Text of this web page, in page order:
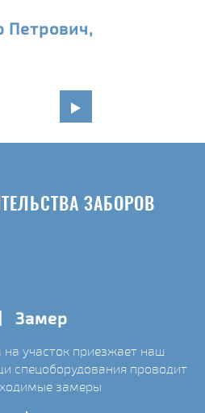
Петрович,
ЗАБОРОВ
Замер
участок приезжает наш
спецоборудования проводит
замеры